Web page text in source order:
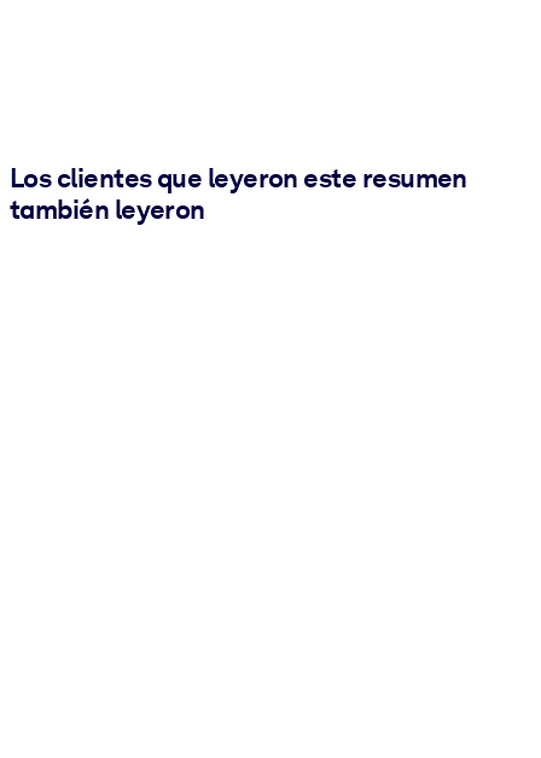
Los clientes que leyeron este resumen
también leyeron